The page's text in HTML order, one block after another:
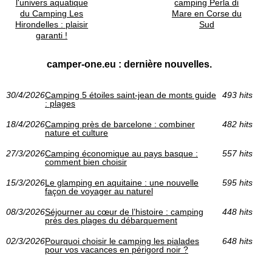
l'univers aquatique
du Camping Les
Hirondelles : plaisir
garanti !
camping Perla di
Mare en Corse du
Sud
camper-one.eu : dernière nouvelles.
30/4/2026Camping 5 étoiles saint-jean de monts guide
: plages
493 hits
18/4/2026Camping près de barcelone : combiner
nature et culture
482 hits
27/3/2026Camping économique au pays basque :
comment bien choisir
557 hits
15/3/2026Le glamping en aquitaine : une nouvelle
façon de voyager au naturel
595 hits
08/3/2026Séjourner au cœur de l’histoire : camping
près des plages du débarquement
448 hits
02/3/2026Pourquoi choisir le camping les pialades
pour vos vacances en périgord noir ?
648 hits